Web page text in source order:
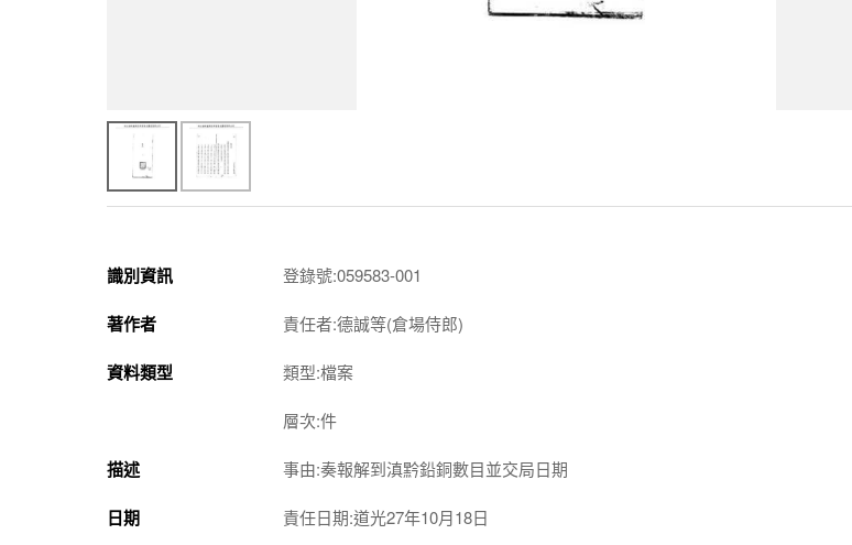
識別資訊 登錄號:059583-001
著作者 責任者:德誠等(倉場侍郎)
資料類型 類型:檔案
層次:件
描述 事由:奏報解到滇黔鉛銅數目並交局日期
日期 責任日期:道光27年10月18日